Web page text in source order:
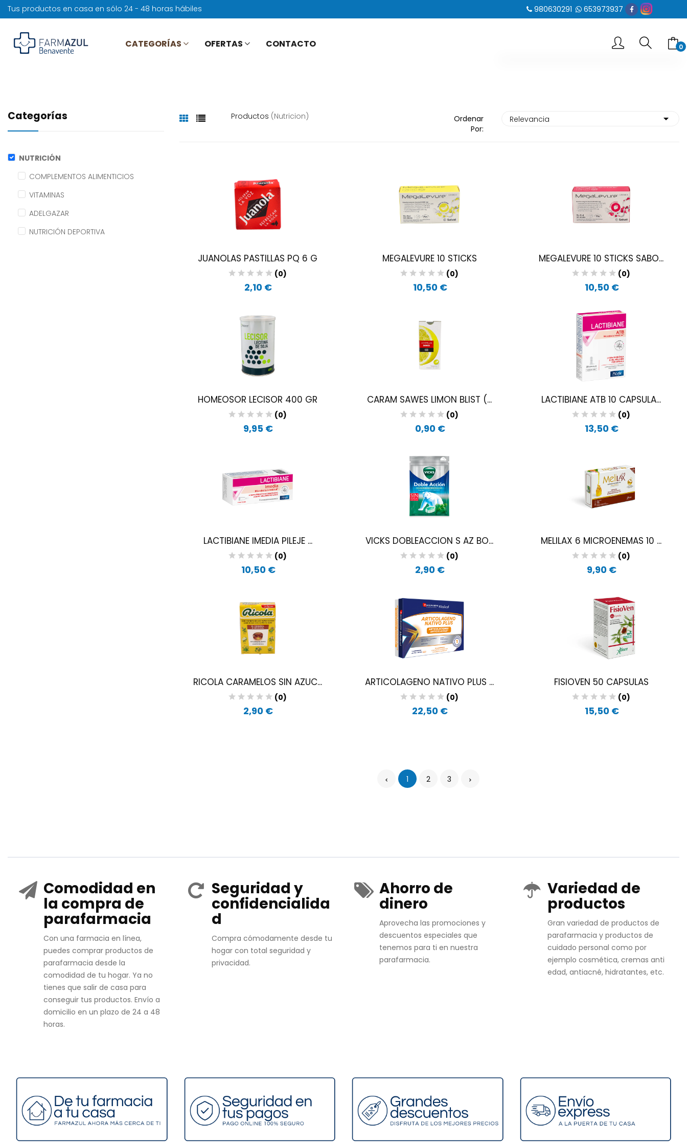
Tus productos en casa en sólo 24 - 48 horas hábiles 980630291 653973937
CATEGORÍAS OFERTAS CONTACTO 0
Categorías
NUTRICIÓN
COMPLEMENTOS ALIMENTICIOS
VITAMINAS
ADELGAZAR
NUTRICIÓN DEPORTIVA
Productos (nutricion)
Ordenar
Por:
JUANOLAS PASTILLAS PQ 6 G
(0)
2,10 €
MEGALEVURE 10 STICKS
(0)
10,50 €
MEGALEVURE 10 STICKS SABO...
(0)
10,50 €
HOMEOSOR LECISOR 400 GR
(0)
9,95 €
CARAM SAWES LIMON BLIST (...
(0)
0,90 €
LACTIBIANE ATB 10 CAPSULA...
(0)
13,50 €
LACTIBIANE IMEDIA PILEJE ...
(0)
10,50 €
VICKS DOBLEACCION S AZ BO...
(0)
2,90 €
MELILAX 6 MICROENEMAS 10 ...
(0)
9,90 €
RICOLA CARAMELOS SIN AZUC...
(0)
2,90 €
ARTICOLAGENO NATIVO PLUS ...
(0)
22,50 €
FISIOVEN 50 CAPSULAS
(0)
15,50 €
1 2 3
Comodidad en
la compra de
parafarmacia
Con una farmacia en línea,
puedes comprar productos de
parafarmacia desde la
comodidad de tu hogar. Ya no
tienes que salir de casa para
conseguir tus productos. Envío a
domicilio en un plazo de 24 a 48
horas.
Seguridad y
confidencialida
d
Compra cómodamente desde tu
hogar con total seguridad y
privacidad.
Ahorro de
dinero
Aprovecha las promociones y
descuentos especiales que
tenemos para ti en nuestra
parafarmacia.
Variedad de
productos
Gran variedad de productos de
parafarmacia y productos de
cuidado personal como por
ejemplo cosmética, cremas anti
edad, antiacné, hidratantes, etc.